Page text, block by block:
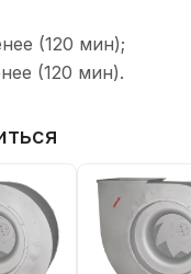
(120 мин);
(120 мин).